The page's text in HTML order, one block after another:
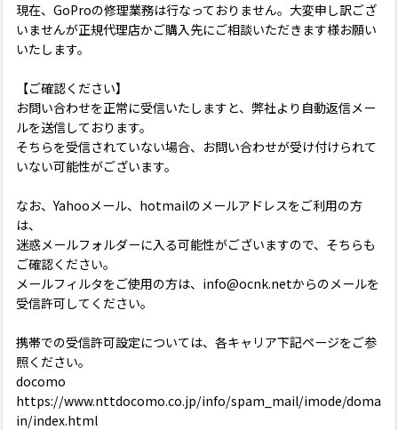
現在、GoProの修理業務は行なっておりません。大変申し訳ござ
いませんが正規代理店かご購入先にご相談いただきます様お願い
いたします。
【ご確認ください】
お問い合わせを正常に受信いたしますと、弊社より自動返信メー
ルを送信しております。
そちらを受信されていない場合、お問い合わせが受け付けられて
いない可能性がございます。
なお、Yahooメール、hotmailのメールアドレスをご利用の方
は、
迷惑メールフォルダーに入る可能性がございますので、そちらも
ご確認ください。
メールフィルタをご使用の方は、info@ocnk.netからのメールを
受信許可してください。
携帯での受信許可設定については、各キャリア下記ページをご参
照ください。
docomo
https://www.nttdocomo.co.jp/info/spam_mail/imode/doma
in/index.html